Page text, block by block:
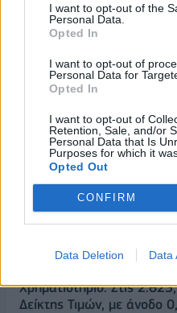
I want to opt-out of the
Personal Data.
Opted In
I want to opt-out of
Personal Data for
Opted In
I want to opt-out of
Retention, Sale, and/or
Personal Data that Is
Purposes for which it
Opted Out
CONFIRM
Data Deletion Data
07/08/2026 - 17:02 ΟΙΚΟΝΟΜΙΑ
Deloitte Ελλάδος:
της ΔΕΗ για την είσοδο
ενέργειας
Στρατηγική επένδυση
για την ανάπτυξη
τεχνολογιών
07/08/2026 - 16:11
Συνάλλαγμα: Το ευρώ
07/08/2026 - 15:45 ΟΙΚΟΝΟΜΙΑ
Χρηματιστήριο: Στις
Δείκτης Τιμών, με άνοδο